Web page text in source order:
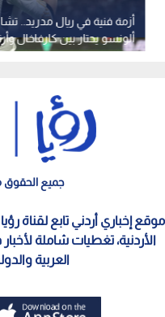
أزمة فنية في ريال مدريد..
ألونسو يحتار بين كارفاخال
جميع الحقوق
موقع إخباري أردني تابع لقناة
الأردنية، تغطيات شاملة
العربية